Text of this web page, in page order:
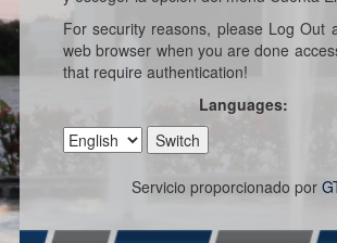
For security reasons, please Log Out
web browser when you are done
that require authentication!
Languages:
Servicio proporcionado por